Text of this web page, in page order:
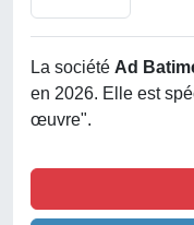
La société Ad
en 2026. Elle est
œuvre".